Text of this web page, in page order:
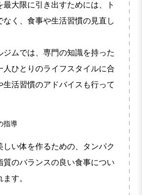
大限に引き出すためには、ト
なく、食事や生活習慣の見直し
ジムでは、専門の知識を持った
人ひとりのライフスタイルに合
生活習慣のアドバイスも行って
指導
しい体を作るための、タンパク
質のバランスの良い食事につい
す。